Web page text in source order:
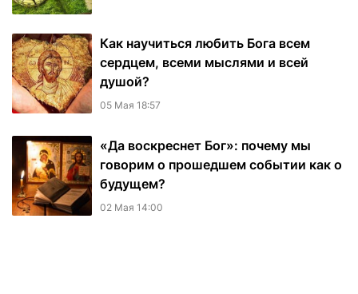
Как научиться любить Бога всем
сердцем, всеми мыслями и всей
душой?
05 Мая 18:57
«Да воскреснет Бог»: почему мы
говорим о прошедшем событии как о
будущем?
02 Мая 14:00